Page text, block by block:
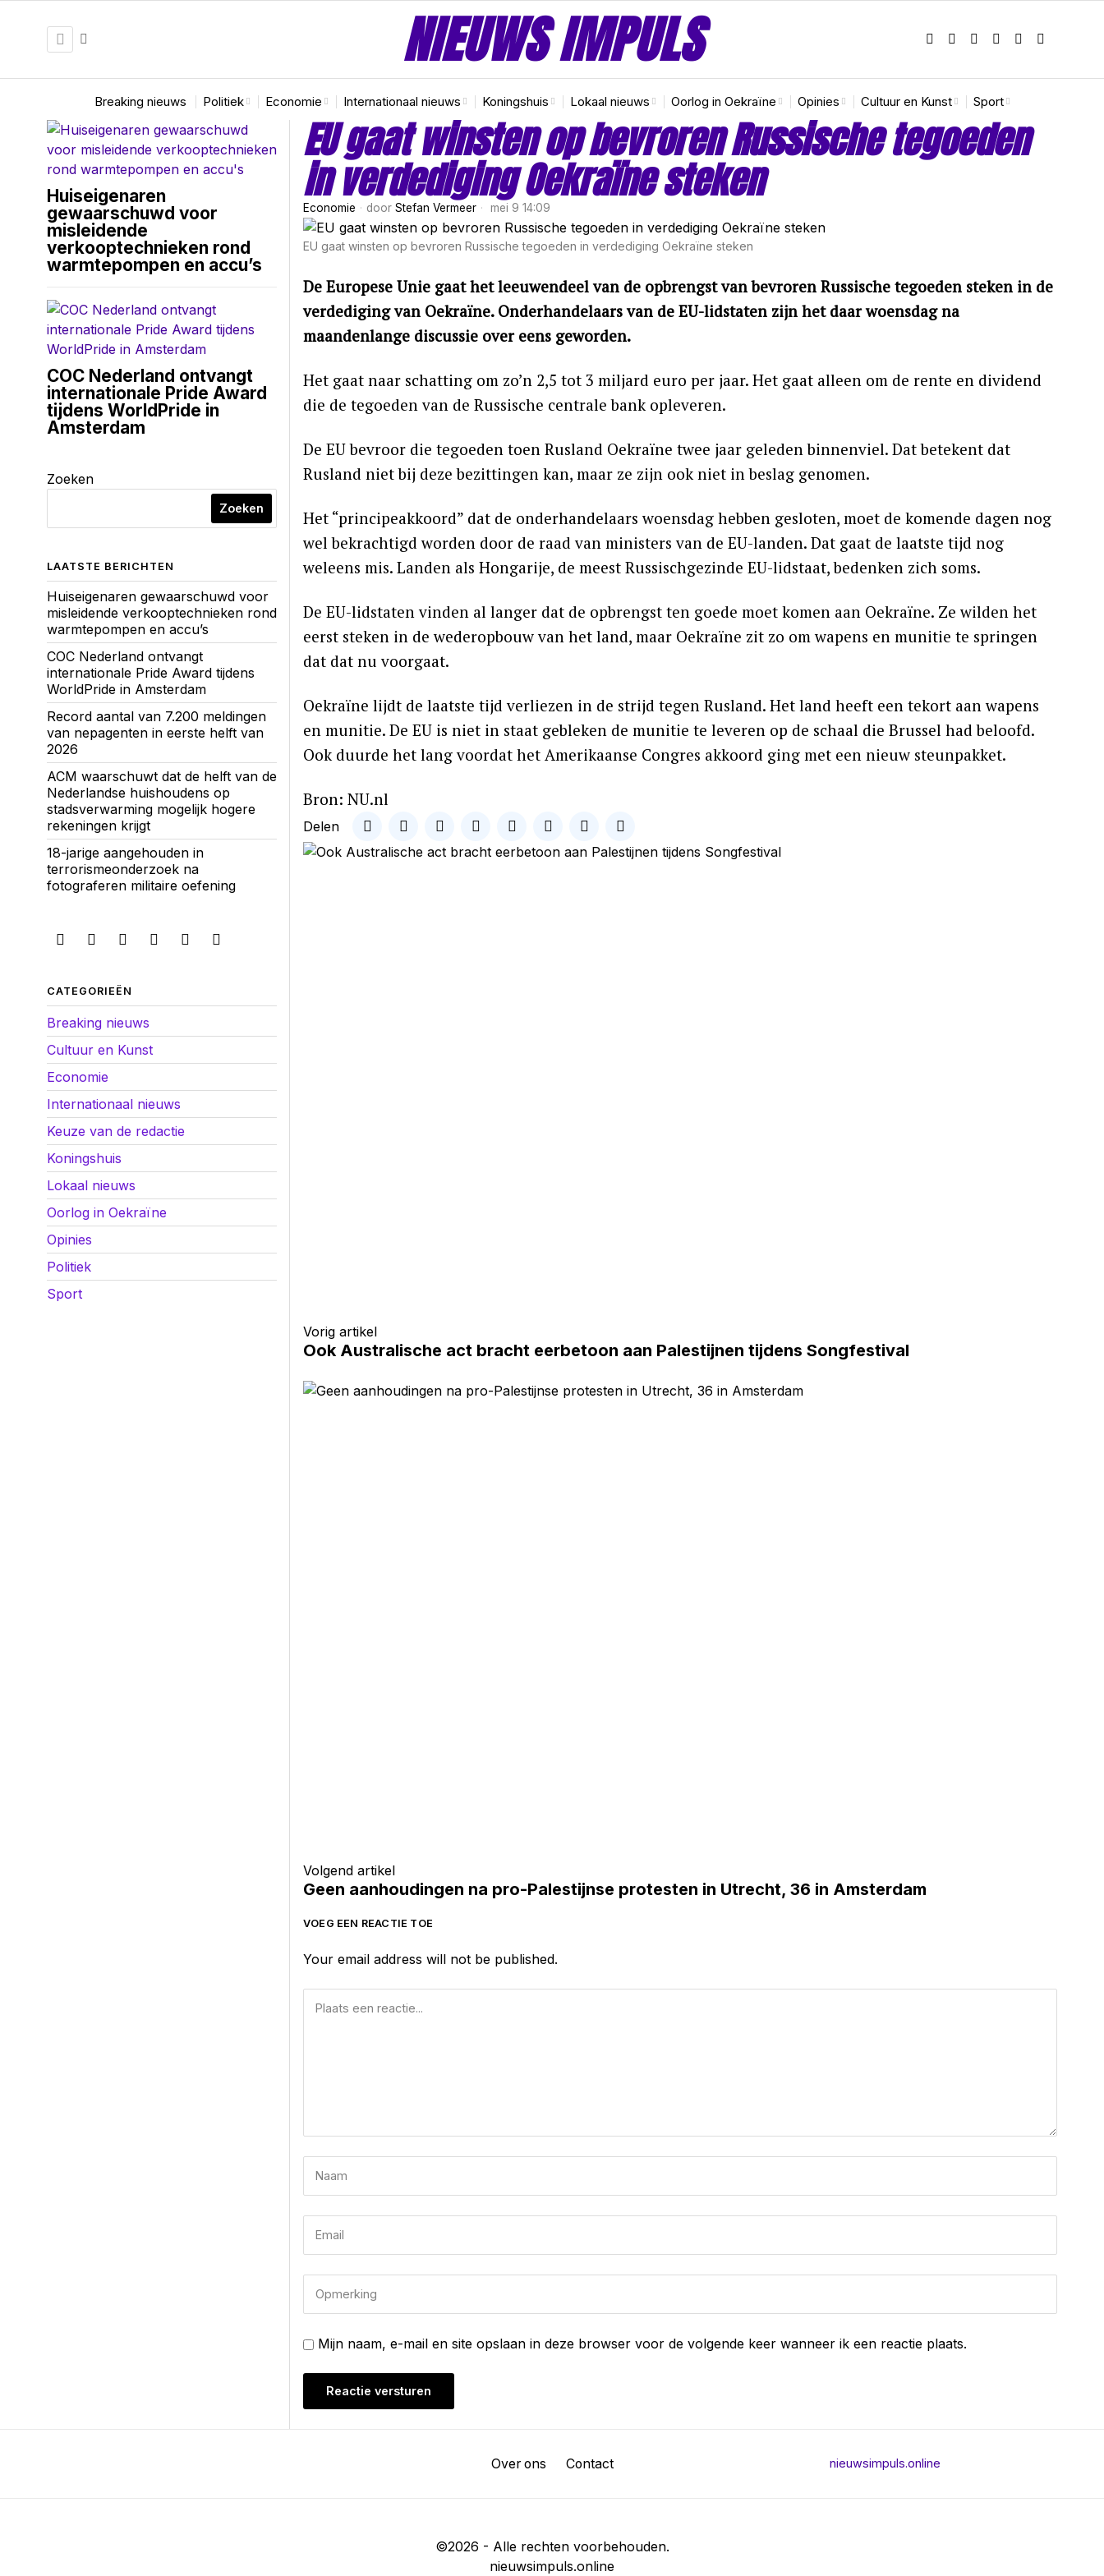
NIEUWS IMPULS
Breaking nieuws Politiek Economie Internationaal nieuws Koningshuis Lokaal nieuws Oorlog in Oekraïne Opinies Cultuur en Kunst Sport
EU gaat winsten op bevroren Russische tegoeden
in verdediging Oekraïne steken
Economie door Stefan Vermeer mei 9 14:09
EU gaat winsten op bevroren Russische tegoeden in verdediging Oekraïne steken
De Europese Unie gaat het leeuwendeel van de opbrengst van bevroren Russische tegoeden steken in de
verdediging van Oekraïne. Onderhandelaars van de EU-lidstaten zijn het daar woensdag na
maandenlange discussie over eens geworden.
Het gaat naar schatting om zo’n 2,5 tot 3 miljard euro per jaar. Het gaat alleen om de rente en dividend
die de tegoeden van de Russische centrale bank opleveren.
De EU bevroor die tegoeden toen Rusland Oekraïne twee jaar geleden binnenviel. Dat betekent dat
Rusland niet bij deze bezittingen kan, maar ze zijn ook niet in beslag genomen.
Het “principeakkoord” dat de onderhandelaars woensdag hebben gesloten, moet de komende dagen nog
wel bekrachtigd worden door de raad van ministers van de EU-landen. Dat gaat de laatste tijd nog
weleens mis. Landen als Hongarije, de meest Russischgezinde EU-lidstaat, bedenken zich soms.
De EU-lidstaten vinden al langer dat de opbrengst ten goede moet komen aan Oekraïne. Ze wilden het
eerst steken in de wederopbouw van het land, maar Oekraïne zit zo om wapens en munitie te springen
dat dat nu voorgaat.
Oekraïne lijdt de laatste tijd verliezen in de strijd tegen Rusland. Het land heeft een tekort aan wapens
en munitie. De EU is niet in staat gebleken de munitie te leveren op de schaal die Brussel had beloofd.
Ook duurde het lang voordat het Amerikaanse Congres akkoord ging met een nieuw steunpakket.
Bron: NU.nl
Delen
Vorig artikel
Ook Australische act bracht eerbetoon aan Palestijnen tijdens Songfestival
Volgend artikel
Geen aanhoudingen na pro-Palestijnse protesten in Utrecht, 36 in Amsterdam
VOEG EEN REACTIE TOE
Your email address will not be published.
Mijn naam, e-mail en site opslaan in deze browser voor de volgende keer wanneer ik een reactie plaats.
Huiseigenaren
gewaarschuwd voor
misleidende
verkooptechnieken rond
warmtepompen en accu’s
COC Nederland ontvangt
internationale Pride Award
tijdens WorldPride in
Amsterdam
Zoeken
Zoeken
LAATSTE BERICHTEN
Huiseigenaren gewaarschuwd voor
misleidende verkooptechnieken rond
warmtepompen en accu’s
COC Nederland ontvangt
internationale Pride Award tijdens
WorldPride in Amsterdam
Record aantal van 7.200 meldingen
van nepagenten in eerste helft van
2026
ACM waarschuwt dat de helft van de
Nederlandse huishoudens op
stadsverwarming mogelijk hogere
rekeningen krijgt
18-jarige aangehouden in
terrorismeonderzoek na
fotograferen militaire oefening
CATEGORIEËN
Breaking nieuws
Cultuur en Kunst
Economie
Internationaal nieuws
Keuze van de redactie
Koningshuis
Lokaal nieuws
Oorlog in Oekraïne
Opinies
Politiek
Sport
Over ons Contact nieuwsimpuls.online
©2026 - Alle rechten voorbehouden.
nieuwsimpuls.online